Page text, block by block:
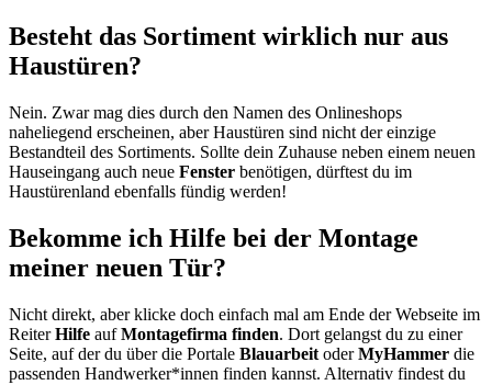
Besteht das Sortiment wirklich nur aus
Haustüren?
Nein. Zwar mag dies durch den Namen des Onlineshops
naheliegend erscheinen, aber Haustüren sind nicht der einzige
Bestandteil des Sortiments. Sollte dein Zuhause neben einem neuen
Hauseingang auch neue Fenster benötigen, dürftest du im
Haustürenland ebenfalls fündig werden!
Bekomme ich Hilfe bei der Montage
meiner neuen Tür?
Nicht direkt, aber klicke doch einfach mal am Ende der Webseite im
ReiterHilfe aufMontagefirma finden. Dort gelangst du zu einer
Seite, auf der du über die Portale Blauarbeit oderMyHammer die
passenden Handwerker*innen finden kannst. Alternativ findest du